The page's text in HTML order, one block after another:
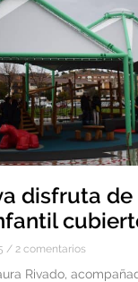
disfruta
2 comentarios
Rivado,